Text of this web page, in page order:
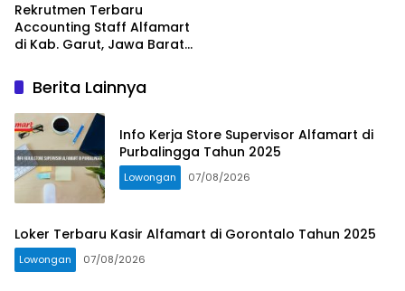
Rekrutmen Terbaru
Accounting Staff Alfamart
di Kab. Garut, Jawa Barat
Berita Lainnya
Info Kerja Store Supervisor Alfamart di
Purbalingga Tahun 2025
Lowongan 07/08/2026
Loker Terbaru Kasir Alfamart di Gorontalo Tahun 2025
Lowongan 07/08/2026